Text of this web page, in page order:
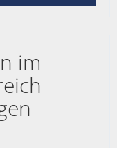
im